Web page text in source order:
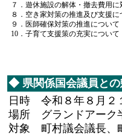
７．遊休施設の解体・撤去費用
８．空き家対策の推進及び支援に
９．医師確保対策の推進について
10．子育て支援策の充実について
◆ 県関係国会議員と
日時 令和８年８月２
場所 グランドアーク
対象 町村議会議長、